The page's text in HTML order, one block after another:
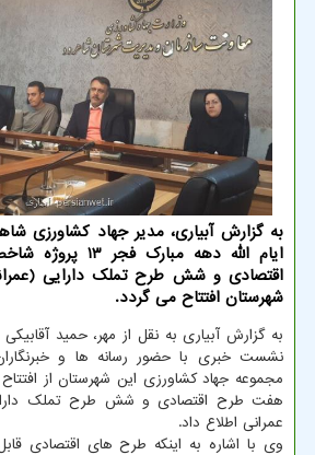
به گزارش آبیاری، مدیر جهاد کشاورزی
ایام الله دهه
اقتصادی و شش طرح تملک دارایی
شهرستان افتتاح می گردد.
به گزارش آبیاری به نقل از مهر، حمید
نشست خبری با حضور رسانه ها و
هفت طرح اقتصادی و شش طرح تملک
عمرانی اطلاع داد.
وی با اشاره به اینکه طرح های اقتصادی